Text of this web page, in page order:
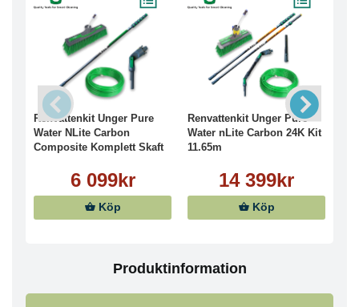
Renvattenkit Unger Pure
Water NLite Carbon
Composite Komplett Skaft
6 099kr
Köp
Renvattenkit Unger Pure
Water nLite Carbon 24K Kit
11.65m
14 399kr
Köp
Produktinformation